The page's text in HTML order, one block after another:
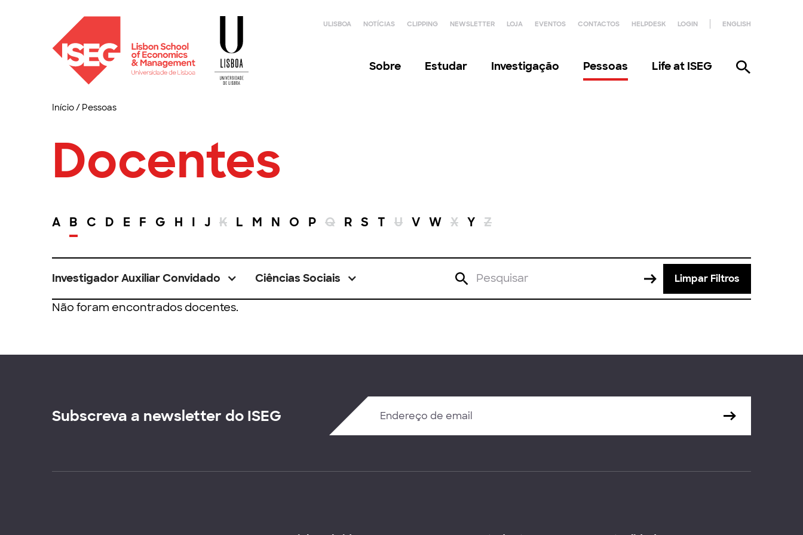
ULISBOA NOTÍCIAS CLIPPING NEWSLETTER LOJA EVENTOS CONTACTOS HELPDESK LOGIN ENGLISH
Sobre Estudar Investigação Pessoas Life at ISEG
Início/ Pessoas
Docentes
A B C D E F G H I J K L M N O P Q R S T U V W X Y Z
Investigador Auxiliar Convidado Ciências Sociais Limpar Filtros
Não foram encontrados docentes.
Subscreva a newsletter do ISEG